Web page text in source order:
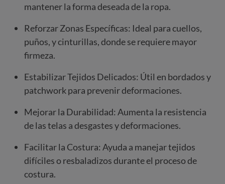
mantener la forma deseada de la ropa.
Reforzar Zonas Específicas: Ideal para cuellos,
puños, y cinturillas, donde se requiere mayor
firmeza.
Estabilizar Tejidos Delicados: Útil en bordados y
patchwork para prevenir deformaciones.
Mejorar la Durabilidad: Aumenta la resistencia
de las telas a desgastes y deformaciones.
Facilitar la Costura: Ayuda a manejar tejidos
difíciles o resbaladizos durante el proceso de
costura.